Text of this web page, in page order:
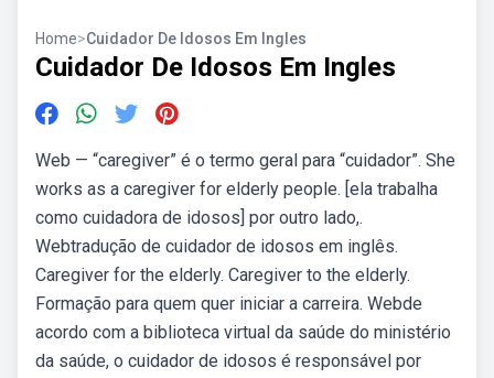
Home>Cuidador De Idosos Em Ingles
Cuidador De Idosos Em Ingles
Web — “caregiver” é o termo geral para “cuidador”. She
works as a caregiver for elderly people. [ela trabalha
como cuidadora de idosos] por outro lado,.
Webtradução de cuidador de idosos em inglês.
Caregiver for the elderly. Caregiver to the elderly.
Formação para quem quer iniciar a carreira. Webde
acordo com a biblioteca virtual da saúde do ministério
da saúde, o cuidador de idosos é responsável por